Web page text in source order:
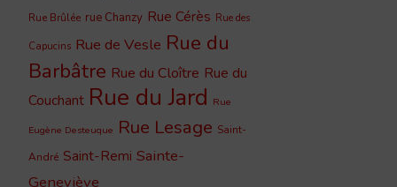
Rue Brûlée rue Chanzy Rue Cérès Rue des
Capucins Rue de Vesle Rue du
Barbâtre Rue du Cloître Rue du
Couchant Rue du Jard Rue
Eugène Desteuque Rue Lesage Saint-
André Saint-Remi Sainte-
Geneviève